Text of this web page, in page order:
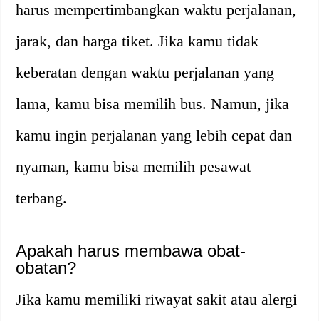
harus mempertimbangkan waktu perjalanan,
jarak, dan harga tiket. Jika kamu tidak
keberatan dengan waktu perjalanan yang
lama, kamu bisa memilih bus. Namun, jika
kamu ingin perjalanan yang lebih cepat dan
nyaman, kamu bisa memilih pesawat
terbang.
Apakah harus membawa obat-
obatan?
Jika kamu memiliki riwayat sakit atau alergi